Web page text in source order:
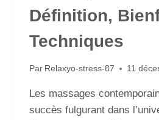
Définition,
Techniques
Par Relaxyo-stress-87 11
Les massages
succès fulgurant dans